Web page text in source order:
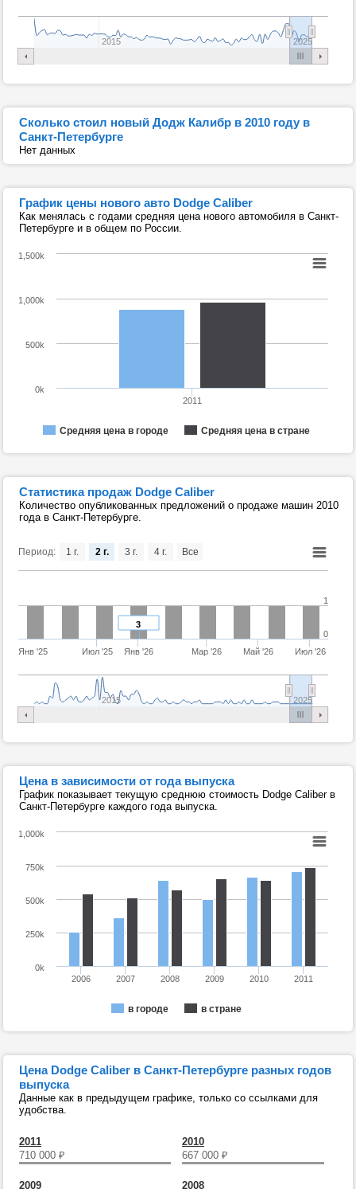
2015 2025
Сколько стоил новый Додж Калибр в 2010 году в
Санкт-Петербурге
Нет данных
График цены нового авто Dodge Caliber
Как менялась с годами средняя цена нового автомобиля в Санкт-
Петербурге и в общем по России.
Средняя цена в городе Средняя цена в стране
2011
0k
500k
1,000k
1,500k
Статистика продаж Dodge Caliber
Количество опубликованных предложений о продаже машин 2010
года в Санкт-Петербурге.
Период:
3
Янв '25 Июл '25 Янв '26 Мар '26 Май '26 Июл '26
2015 2025
0
1
1 г. 2 г. 3 г. 4 г. Все
Цена в зависимости от года выпуска
График показывает текущую среднюю стоимость Dodge Caliber в
Санкт-Петербурге каждого года выпуска.
в городе в стране
2006 2007 2008 2009 2010 2011
0k
250k
500k
750k
1,000k
Цена Dodge Caliber в Санкт-Петербурге разных годов
выпуска
Данные как в предыдущем графике, только со ссылками для
удобства.
2011
710 000 ₽
2010
667 000 ₽
2009 2008